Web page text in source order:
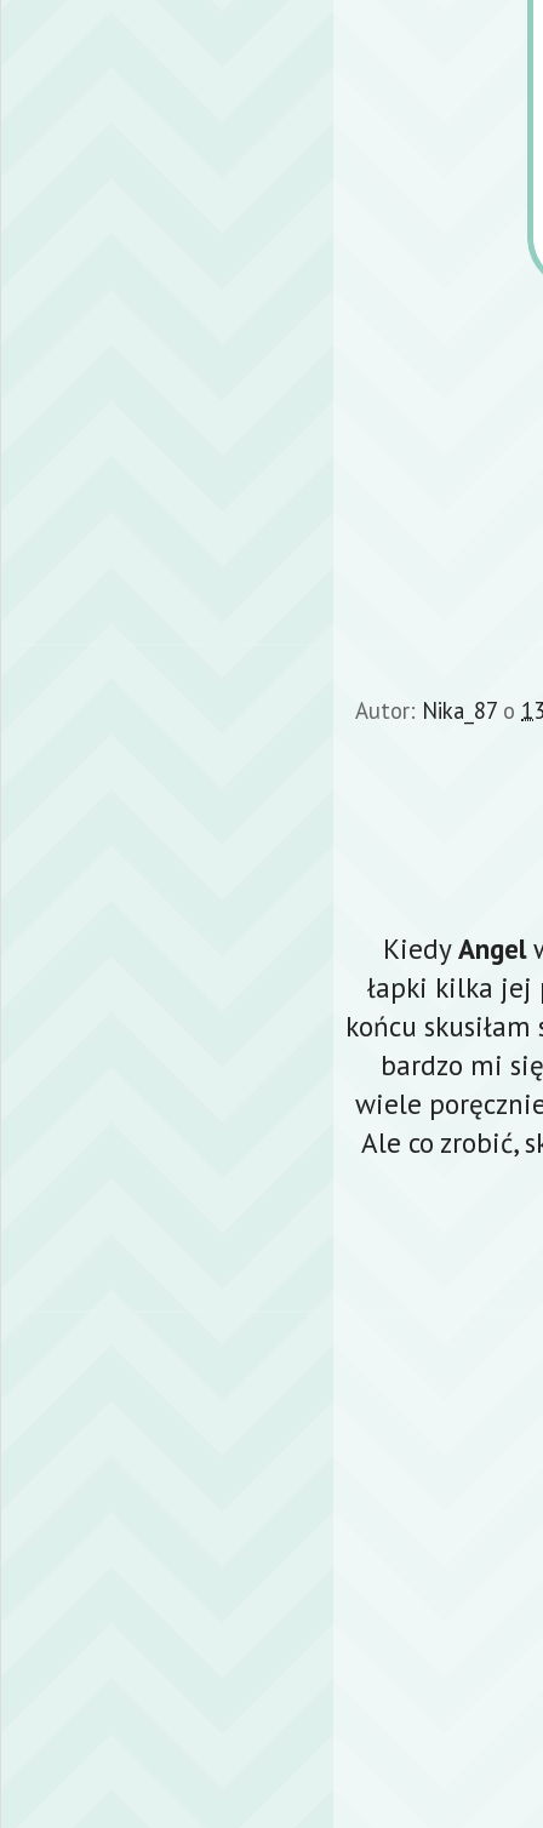
Autor: Nika_87 o
KiedyAngel
łapki kilka jej
końcu
bardzo mi
wiele
Ale co zrobić,